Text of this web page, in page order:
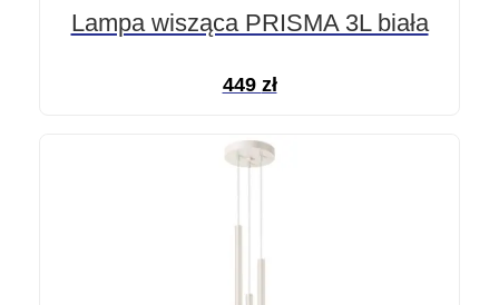
Lampa wisząca PRISMA 3L biała
449 zł